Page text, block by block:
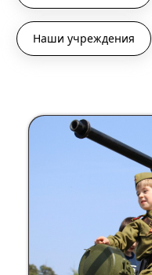
Наши учреждения